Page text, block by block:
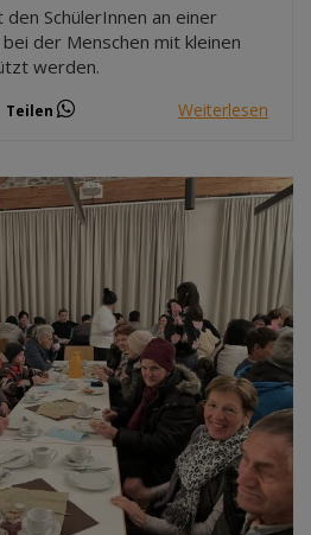
SchülerInnen an einer
der Menschen mit kleinen
werden.
Teilen Weiterlesen